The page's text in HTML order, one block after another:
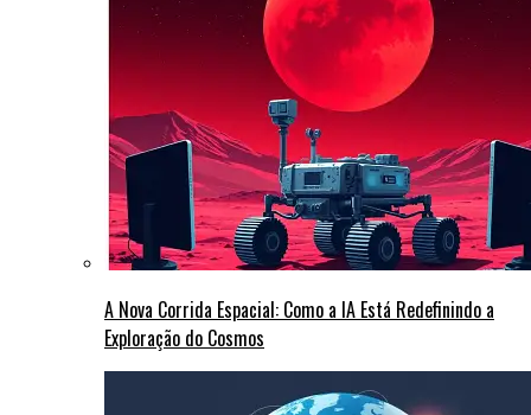
A Nova Corrida Espacial: Como a IA Está Redefinindo a
Exploração do Cosmos